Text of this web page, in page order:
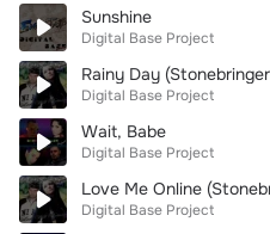
Sunshine
Digital Base Project
Rainy Day
Digital Base Project
Wait, Babe
Digital Base Project
Love Me Online
Digital Base Project